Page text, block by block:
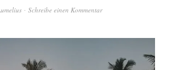
Schreibe einen Kommentar